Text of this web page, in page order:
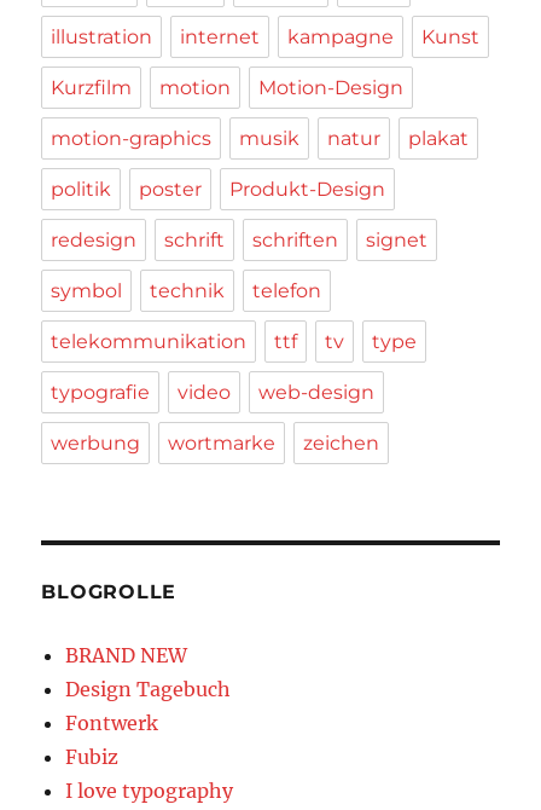
illustration internet kampagne Kunst
Kurzfilm motion Motion-Design
motion-graphics musik natur plakat
politik poster Produkt-Design
redesign schrift schriften signet
symbol technik telefon
telekommunikation ttf tv type
typografie video web-design
werbung wortmarke zeichen
BLOGROLLE
BRAND NEW
Design Tagebuch
Fontwerk
Fubiz
I love typography